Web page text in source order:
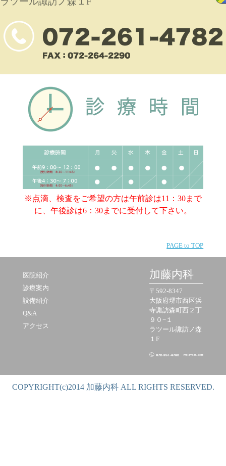
※点滴、検査をご希望の方は午前診は11：30まで
に、午後診は6：30までに受付して下さい。
PAGE to TOP
医院紹介
診療案内
設備紹介
Q&A
アクセス
加藤内科
〒592-8347
大阪府堺市西区浜
寺諏訪森町西２丁
９０−１
ラツール諏訪ノ森
１F
COPYRIGHT(c)2014 加藤内科 ALL RIGHTS RESERVED.